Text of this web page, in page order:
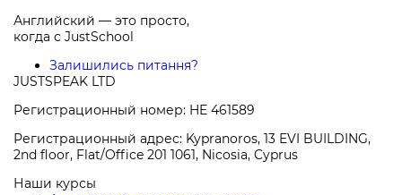
Английский — это просто,
когда с JustSchool
Залишились питання?
JUSTSPEAK LTD
Регистрационный номер: HE 461589
Регистрационный адрес: Kypranoros, 13 EVI BUILDING,
2nd floor, Flat/Office 201 1061, Nicosia, Cyprus
Наши курсы